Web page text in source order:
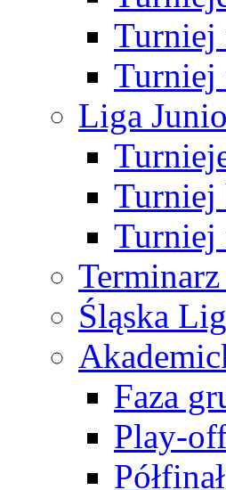
Turniej
Turniej
Liga
Turniej
Śląska
Faza
Play-